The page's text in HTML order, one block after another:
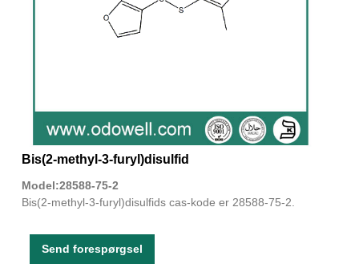
Bis(2-methyl-3-furyl)disulfid
Model:28588-75-2
Bis(2-methyl-3-furyl)disulfids cas-kode er 28588-75-2.
Send forespørgsel